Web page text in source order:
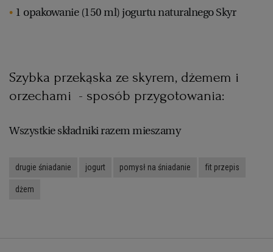
WROCŁAW
ZIELONA GÓRA
1 opakowanie (150 ml) jogurtu naturalnego Skyr
Szybka przekąska ze skyrem, dżemem i
orzechami - sposób przygotowania:
Wszystkie składniki razem mieszamy
drugie śniadanie jogurt pomysł na śniadanie fit przepis
dżem